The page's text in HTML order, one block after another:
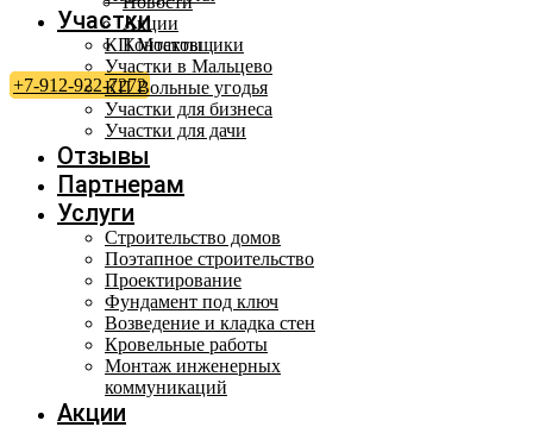
Акции
Контакты
+7-912-922-7272
Участки
КП Мостовщики
Участки в Мальцево
КП Вольные угодья
Участки для бизнеса
Участки для дачи
Отзывы
Партнерам
Услуги
Строительство домов
Поэтапное строительство
Проектирование
Фундамент под ключ
Возведение и кладка стен
Кровельные работы
Монтаж инженерных
коммуникаций
Акции